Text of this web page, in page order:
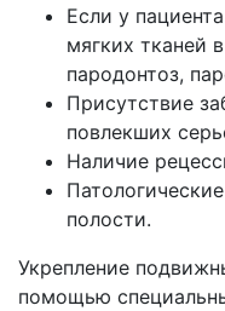
Если у
мягких тканей
пародонтоз,
Присутствие
повлекших
Наличие
полости.
Укрепление
помощью